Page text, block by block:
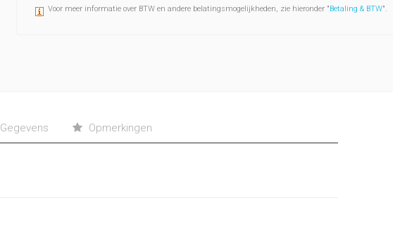
Voor meer informatie over BTW en andere belatingsmogelijkheden, zie hieronder "Betaling & BTW".
Gegevens Opmerkingen